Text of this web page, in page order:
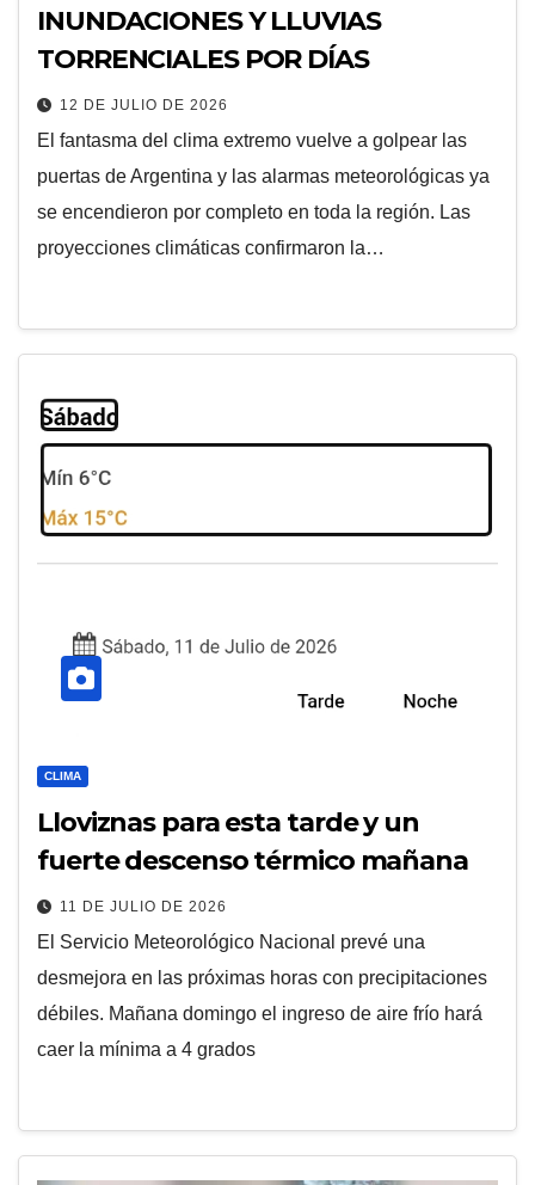
INUNDACIONES Y LLUVIAS
TORRENCIALES POR DÍAS
12 DE JULIO DE 2026
El fantasma del clima extremo vuelve a golpear las
puertas de Argentina y las alarmas meteorológicas ya
se encendieron por completo en toda la región. Las
proyecciones climáticas confirmaron la…
CLIMA
Lloviznas para esta tarde y un
fuerte descenso térmico mañana
11 DE JULIO DE 2026
El Servicio Meteorológico Nacional prevé una
desmejora en las próximas horas con precipitaciones
débiles. Mañana domingo el ingreso de aire frío hará
caer la mínima a 4 grados